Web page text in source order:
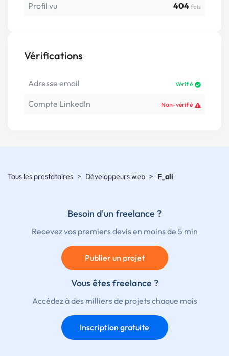
Profil vu
404 fois
Vérifications
Adresse email Vérifié
Compte LinkedIn Non-vérifié
Tous les prestataires > Développeurs web > F_ali
Besoin d'un freelance ?
Recevez vos premiers devis en moins de 5 min
Publier un projet
Vous êtes freelance ?
Accédez à des milliers de projets chaque mois
Inscription gratuite